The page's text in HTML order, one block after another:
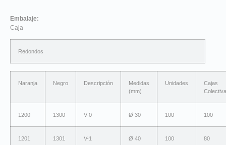
Embalaje:
Caja
Redondos
Naranja Negro Descripción
Medidas
(mm)
Unidades
Cajas
1200 1300 V-0 Ø 30 100 100
1201 1301 V-1 Ø 40 100 80